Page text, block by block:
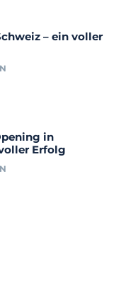
– ein voller
in
Erfolg